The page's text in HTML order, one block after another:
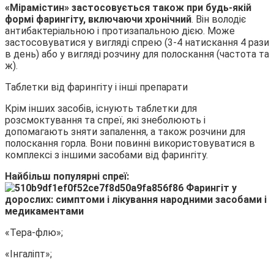
«Мірамістин» застосовується також при будь-якій
формі фарингіту, включаючи хронічний. Він володіє
антибактеріальною і протизапальною дією. Може
застосовуватися у вигляді спрею (3-4 натискання 4 рази
в день) або у вигляді розчину для полоскання (частота та
ж).
Таблетки від фарингіту і інші препарати
Крім інших засобів, існують таблетки для
розсмоктування та спреї, які знеболюють і
допомагають зняти запалення, а також розчини для
полоскання горла. Вони повинні використовуватися в
комплексі з іншими засобами від фарингіту.
Найбільш популярні спреї:
«Тера-флю»;
«Інгаліпт»;